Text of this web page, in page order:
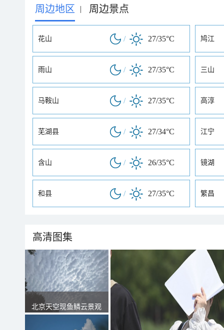
周边地区 | 周边景点
花山 / 27/35°C 鸠江
雨山 / 27/35°C 三山
马鞍山 / 27/35°C 高淳
芜湖县 / 27/34°C 江宁
含山 / 26/35°C 镜湖
和县 / 27/35°C 繁昌
高清图集
北京天空现鱼鳞云景观